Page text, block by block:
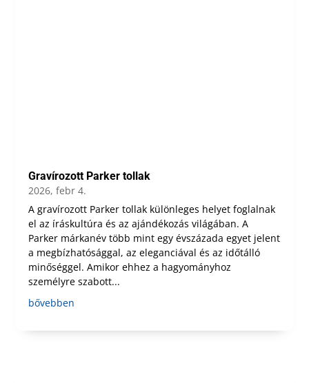
Gravírozott Parker tollak
2026, febr 4.
A gravírozott Parker tollak különleges helyet foglalnak
el az íráskultúra és az ajándékozás világában. A
Parker márkanév több mint egy évszázada egyet jelent
a megbízhatósággal, az eleganciával és az időtálló
minőséggel. Amikor ehhez a hagyományhoz
személyre szabott...
bővebben